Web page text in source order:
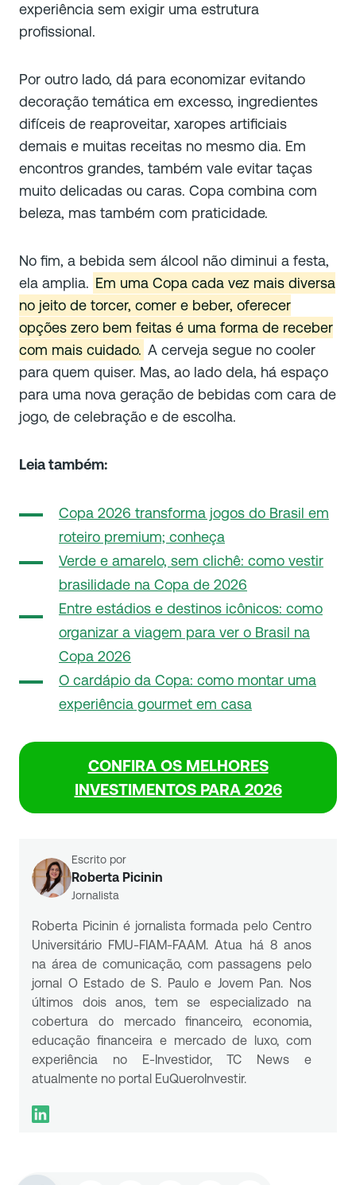
experiência sem exigir uma estrutura
profissional.
Por outro lado, dá para economizar evitando
decoração temática em excesso, ingredientes
difíceis de reaproveitar, xaropes artificiais
demais e muitas receitas no mesmo dia. Em
encontros grandes, também vale evitar taças
muito delicadas ou caras. Copa combina com
beleza, mas também com praticidade.
No fim, a bebida sem álcool não diminui a festa,
ela amplia. Em uma Copa cada vez mais diversa
no jeito de torcer, comer e beber, oferecer
opções zero bem feitas é uma forma de receber
com mais cuidado. A cerveja segue no cooler
para quem quiser. Mas, ao lado dela, há espaço
para uma nova geração de bebidas com cara de
jogo, de celebração e de escolha.
Leia também:
Copa 2026 transforma jogos do Brasil em
roteiro premium; conheça
Verde e amarelo, sem clichê: como vestir
brasilidade na Copa de 2026
Entre estádios e destinos icônicos: como
organizar a viagem para ver o Brasil na
Copa 2026
O cardápio da Copa: como montar uma
experiência gourmet em casa
CONFIRA OS MELHORES
INVESTIMENTOS PARA 2026
Escrito por
Roberta Picinin
Jornalista
Roberta Picinin é jornalista formada pelo Centro
Universitário FMU-FIAM-FAAM. Atua há 8 anos
na área de comunicação, com passagens pelo
jornal O Estado de S. Paulo e Jovem Pan. Nos
últimos dois anos, tem se especializado na
cobertura do mercado financeiro, economia,
educação financeira e mercado de luxo, com
experiência no E-Investidor, TC News e
atualmente no portal EuQueroInvestir.